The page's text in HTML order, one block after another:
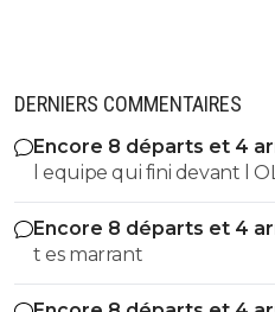
DERNIERS COMMENTAIRES
Encore 8 départs et 4
l equipe qui fini devant l OL
es tro malin toi
Encore 8 départs et 4
t es marrant